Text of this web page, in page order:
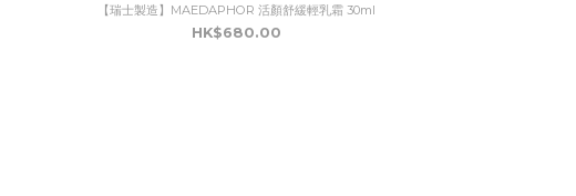
【瑞士製造】MAEDAPHOR 活顏舒緩輕乳霜 30ml
HK$680.00